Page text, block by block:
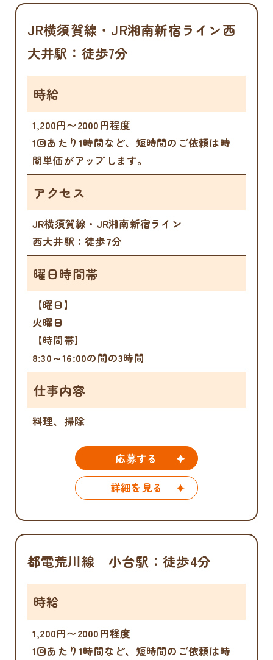
JR横須賀線・JR湘南新宿ライン西
大井駅：徒歩7分
時給
1,200円〜2000円程度
1回あたり1時間など、短時間のご依頼は時
間単価がアップします。
アクセス
JR横須賀線・JR湘南新宿ライン
西大井駅：徒歩7分
曜日時間帯
【曜日】
火曜日
【時間帯】
8:30～16:00の間の3時間
仕事内容
料理、掃除
応募する
詳細を見る
都電荒川線 小台駅：徒歩4分
時給
1,200円〜2000円程度
1回あたり1時間など、短時間のご依頼は時